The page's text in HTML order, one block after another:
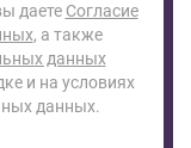
даете Согласие
, а также
данных
и на условиях
данных.